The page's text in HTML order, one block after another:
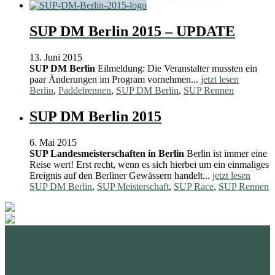
SUP DM Berlin 2015 – UPDATE
13. Juni 2015
SUP DM Berlin Eilmeldung: Die Veranstalter mussten ein
paar Änderungen im Program vornehmen... jetzt lesen
Berlin, Paddelrennen, SUP DM Berlin, SUP Rennen
SUP DM Berlin 2015
6. Mai 2015
SUP Landesmeisterschaften in Berlin Berlin ist immer eine
Reise wert! Erst recht, wenn es sich hierbei um ein einmaliges
Ereignis auf den Berliner Gewässern handelt... jetzt lesen
SUP DM Berlin, SUP Meisterschaft, SUP Race, SUP Rennen